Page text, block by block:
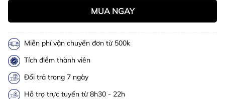
MUA NGAY
Miễn phí vận chuyển đơn từ 500k
Tích điểm thành viên
Đổi trả trong 7 ngày
Hỗ trợ trực tuyến từ 8h30 - 22h